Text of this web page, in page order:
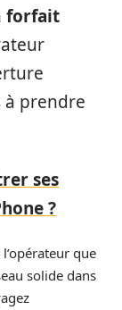
forfait
à prendre
ses
?
que
solide dans